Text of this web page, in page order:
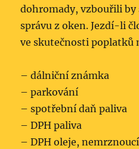
dohromady, vzbouřili by
správu z oken. Jezdí-li
ve skutečnosti poplatků
– dálniční známka
– parkování
– spotřební daň paliva
– DPH paliva
– DPH oleje,